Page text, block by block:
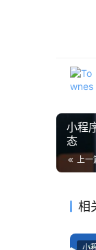
小程
态
上一
相
小